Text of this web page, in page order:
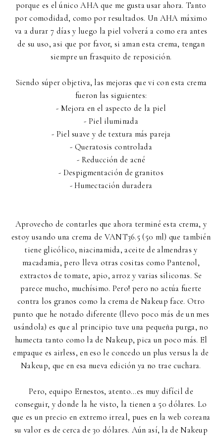
porque es el único AHA que me gusta usar ahora. Tanto
por comodidad, como por resultados. Un AHA máximo
va a durar 7 días y luego la piel volverá a como era antes
de su uso, asi que por favor, si aman esta crema, tengan
siempre un frasquito de reposición.
Siendo súper objetiva, las mejoras que vi con esta crema
fueron las siguientes:
- Mejora en el aspecto de la piel
- Piel iluminada
- Piel suave y de textura más pareja
- Queratosis controlada
- Reducción de acné
- Despigmentación de granitos
- Humectación duradera
Aprovecho de contarles que ahora terminé esta crema, y
estoy usando una crema de VANT36.5 (50 ml) que también
tiene glicólico, niacinamida, aceite de almendras y
macadamia, pero lleva otras cositas como Pantenol,
extractos de tomate, apio, arroz y varias siliconas. Se
parece mucho, muchísimo. Pero! pero no actúa fuerte
contra los granos como la crema de Nakeup face. Otro
punto que he notado diferente (llevo poco más de un mes
usándola) es que al principio tuve una pequeña purga, no
humecta tanto como la de Nakeup, pica un poco más. El
empaque es airless, en eso le concedo un plus versus la de
Nakeup, que en esa nueva edición ya no trae cuchara.
Pero, equipo Ernestos, atento...es muy difícil de
conseguir, y donde la he visto, la tienen a 50 dólares. Lo
que es un precio en extremo irreal, pues en la web coreana
su valor es de cerca de 30 dólares. Aún así, la de Nakeup